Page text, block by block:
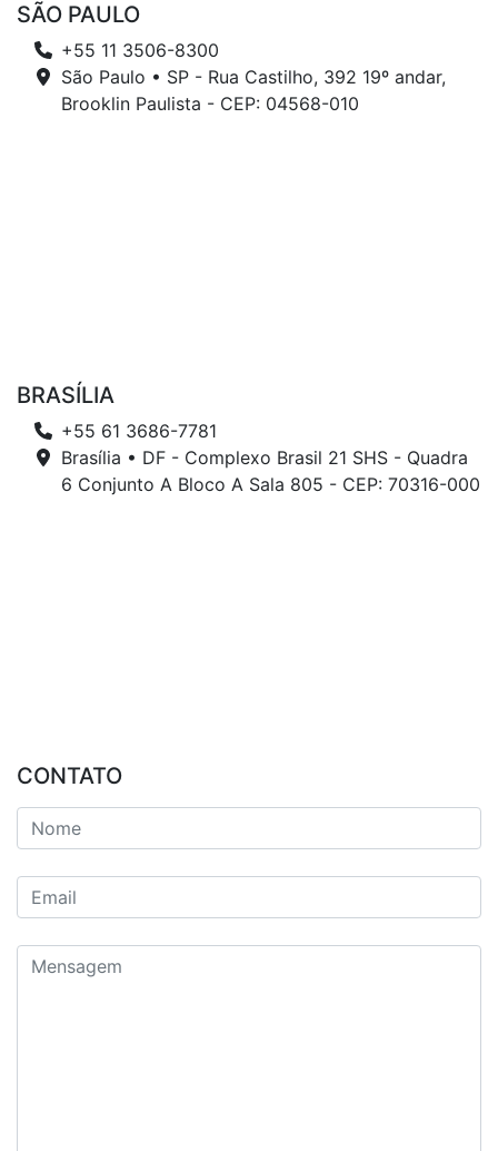
SÃO PAULO
+55 11 3506-8300
São Paulo • SP - Rua Castilho, 392 19º andar,
Brooklin Paulista - CEP: 04568-010
BRASÍLIA
+55 61 3686-7781
Brasília • DF - Complexo Brasil 21 SHS - Quadra
6 Conjunto A Bloco A Sala 805 - CEP: 70316-000
CONTATO